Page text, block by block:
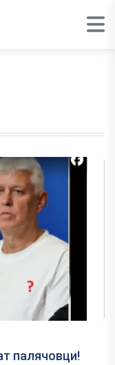
палячовци!